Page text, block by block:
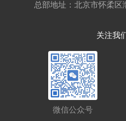
总部地址：北京市怀柔区
关注我
微信公众号